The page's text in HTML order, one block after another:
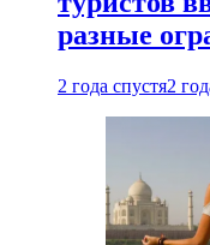
разные
2 года спустя2